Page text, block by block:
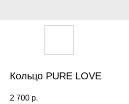
Кольцо PURE LOVE
2 700 р.